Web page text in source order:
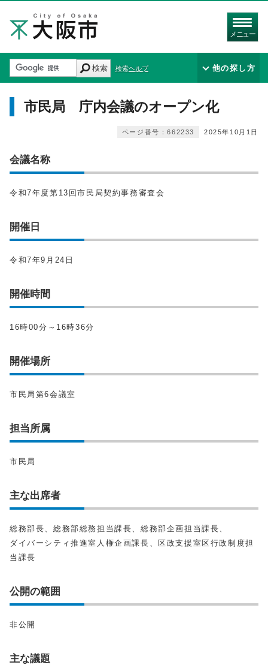
メニュー
検索 検索ヘルプ 他の探し方
市民局 庁内会議のオープン化
2025年10月1日
ページ番号：662233
会議名称
令和7年度第13回市民局契約事務審査会
開催日
令和7年9月24日
開催時間
16時00分～16時36分
開催場所
市民局第6会議室
担当所属
市民局
主な出席者
総務部長、総務部総務担当課長、総務部企画担当課長、
ダイバーシティ推進室人権企画課長、区政支援室区行政制度担
当課長
公開の範囲
非公開
主な議題